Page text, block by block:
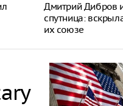
Дмитрий Дибров
спутница:
их союзе